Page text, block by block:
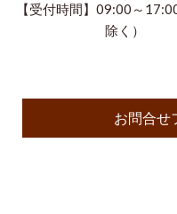
【受付時間】09:00～
除く）
お問合せ